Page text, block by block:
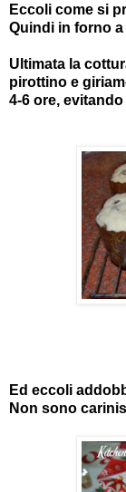
Eccoli come si
Quindi in forno a
Ultimata la
pirottino e
4-6 ore,
Ed eccoli
Non sono